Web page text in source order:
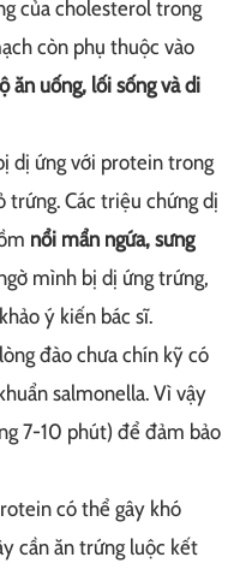
của cholesterol trong
còn phụ thuộc vào
ăn uống, lối sống và di
dị ứng với protein trong
trứng. Các triệu chứng dị
nổi mẩn ngứa, sưng
mình bị dị ứng trứng,
ý kiến bác sĩ.
đào chưa chín kỹ có
salmonella. Vì vậy
7-10 phút) để đảm bảo
có thể gây khó
cần ăn trứng luộc kết